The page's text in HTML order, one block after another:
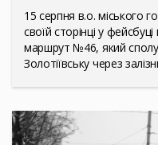
15 серпня в.о. міського
своїй сторінці у
маршрут №46, який
Золотіївську через